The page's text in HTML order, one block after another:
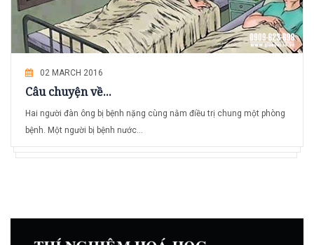
02 MARCH 2016
Câu chuyện về...
Hai người đàn ông bị bệnh nặng cùng nằm điều trị chung một phòng
bệnh. Một người bị bệnh nước...